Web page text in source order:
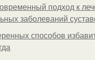
подход к
заболеваний
способов